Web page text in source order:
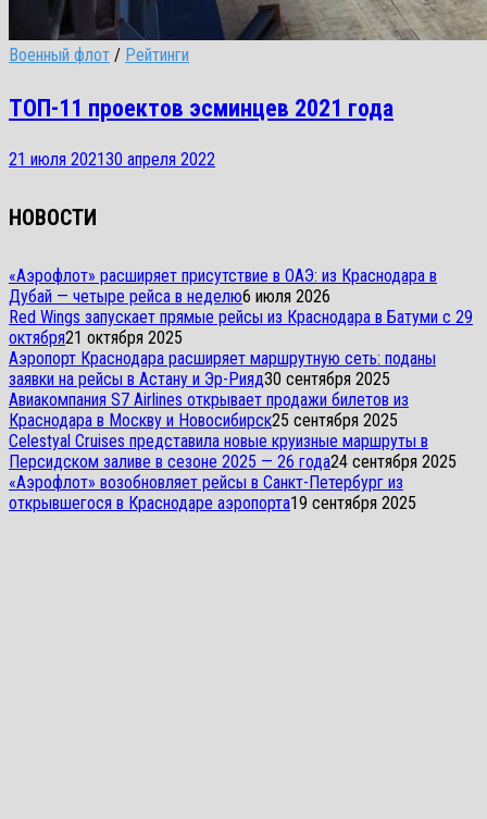
Военный флот / Рейтинги
ТОП-11 проектов эсминцев 2021 года
21 июля 202130 апреля 2022
НОВОСТИ
«Аэрофлот» расширяет присутствие в ОАЭ: из Краснодара в
Дубай — четыре рейса в неделю6 июля 2026
Red Wings запускает прямые рейсы из Краснодара в Батуми с 29
октября21 октября 2025
Аэропорт Краснодара расширяет маршрутную сеть: поданы
заявки на рейсы в Астану и Эр-Рияд30 сентября 2025
Авиакомпания S7 Airlines открывает продажи билетов из
Краснодара в Москву и Новосибирск25 сентября 2025
Celestyal Cruises представила новые круизные маршруты в
Персидском заливе в сезоне 2025 — 26 года24 сентября 2025
«Аэрофлот» возобновляет рейсы в Санкт-Петербург из
открывшегося в Краснодаре аэропорта19 сентября 2025